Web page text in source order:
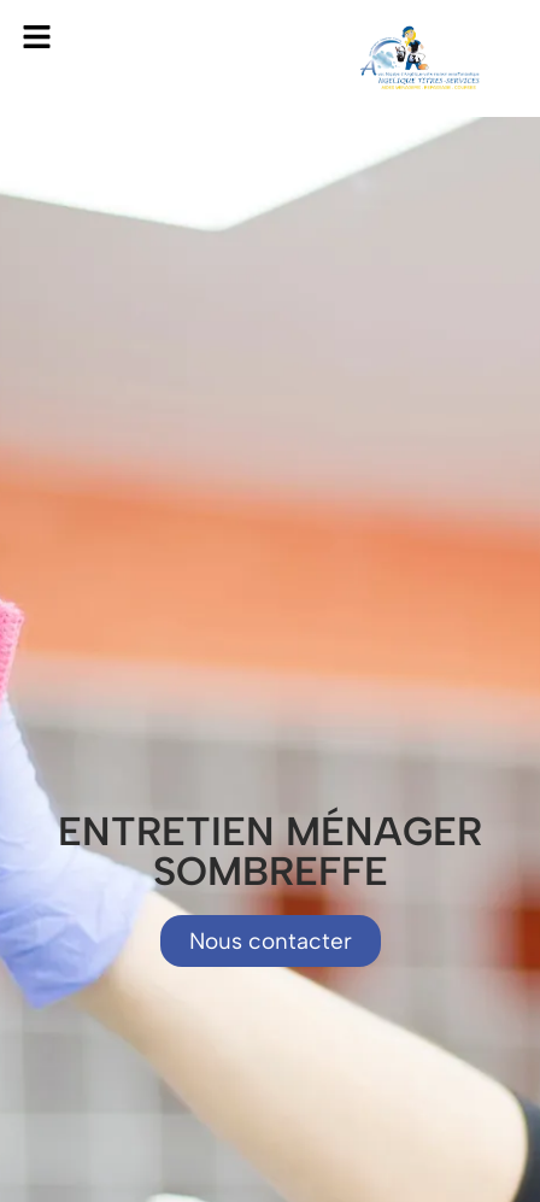
ENTRETIEN MÉNAGER
SOMBREFFE
Nous contacter